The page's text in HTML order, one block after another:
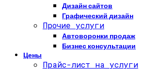
Дизайн сайтов
Графический дизайн
Прочие услуги
Автоворонки продаж
Бизнес консультации
Цены
Прайс-лист на услуги